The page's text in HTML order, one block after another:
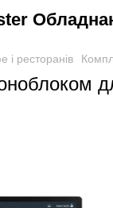
і ресторанів